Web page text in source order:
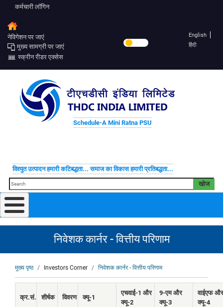
कर्मचारी लॉगिन
नेविगेशन पर जाएं
मुख्य सामग्री पर जाएं
स्क्रीन रीडर एक्सेस
English
हिंदी
Schedule-A Mini Ratna PSU
विद्द्युत उत्पादन हमारी कटिबद्धता... समाज का विकास हमारी प्रतिबद्धता...
खोज
निवेशक कार्नर - वित्तीय परिणाम
पग
चिन्ह
मुख्य पृष्ठ Investors Corner निवेशक कार्नर - वित्तीय परिणाम
क्र.सं. शीर्षक विवरण क्यू-1
एचवाई-1 और
क्यू-2
9-एम और
क्यू-3
वाईएफ और
क्यू-4